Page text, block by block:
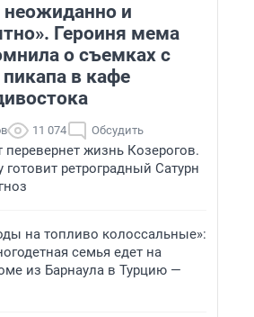
неожиданно и
Героиня мема
о съемках с
пикапа в кафе
11 074 Обсудить
перевернет жизнь Козерогов.
готовит ретроградный Сатурн
на топливо колоссальные»:
семья едет на
из Барнаула в Турцию —